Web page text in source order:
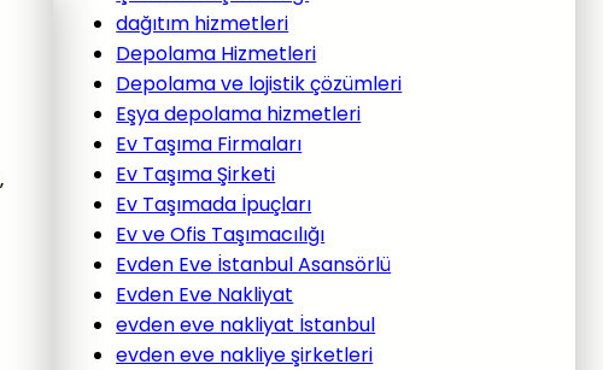
dağıtım hizmetleri
Depolama Hizmetleri
Depolama ve lojistik çözümleri
Eşya depolama hizmetleri
Ev Taşıma Firmaları
Ev Taşıma Şirketi
Ev Taşımada İpuçları
Ev ve Ofis Taşımacılığı
Evden Eve İstanbul Asansörlü
Evden Eve Nakliyat
evden eve nakliyat İstanbul
evden eve nakliye şirketleri